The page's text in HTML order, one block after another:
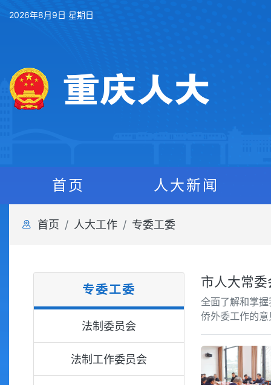
2026年8月9日 星期日
首页 人大新闻
首页 人大工作 专委工委
专委工委
法制委员会
法制工作委员会
市人大常
全面了解和掌
侨外委工作的